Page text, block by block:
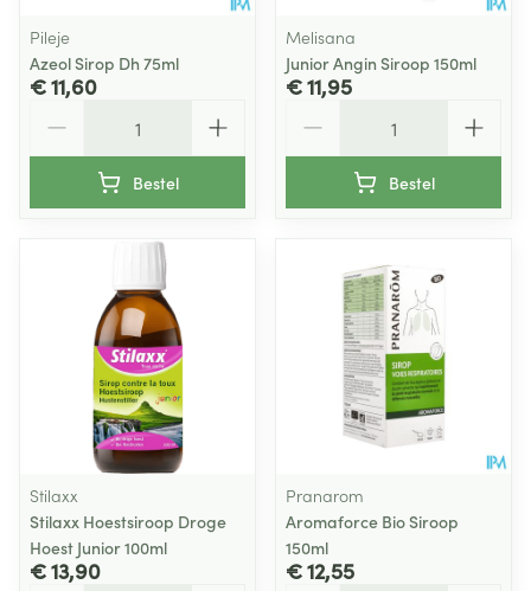
Pileje
Azeol Sirop Dh 75ml
€ 11,60
Bestel
Melisana
Junior Angin Siroop 150ml
€ 11,95
Bestel
Stilaxx
Stilaxx Hoestsiroop Droge
Hoest Junior 100ml
€ 13,90
Pranarom
Aromaforce Bio Siroop
150ml
€ 12,55